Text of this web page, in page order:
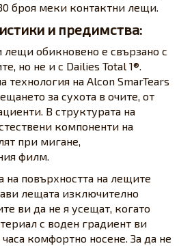
броя меки контактни лещи.
и предимства:
лещи обикновено е свързано с
но не и с Dailies Total 1®.
технология на Alcon SmarTears
за сухота в очите, от
В структурата на
компоненти на
при мигане,
филм.
на повърхността на лещите
лещата изключително
ви да не я усещат, когато
с воден градиент ви
комфортно носене. За да не